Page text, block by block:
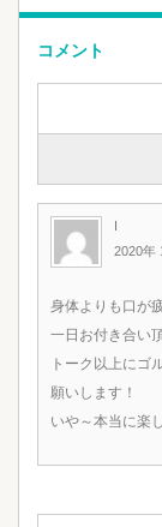
コメント
I
2020年
身体よりも口が
一日お付き合い
トーク以上にゴ
願いします！
いや～本当に楽